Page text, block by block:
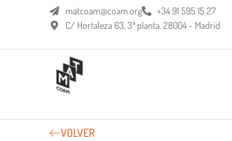
matcoam@coam.org
+34 91 595 15 27
C/ Hortaleza 63, 3ª planta. 28004 - Madrid
VOLVER